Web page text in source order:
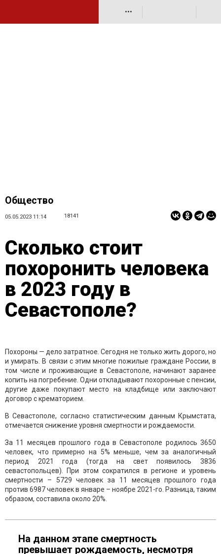
•••
Общество
05.05.2023 11:14 18141
Сколько стоит
похоронить человека
в 2023 году в
Севастополе?
Похороны — дело затратное. Сегодня не только жить дорого, но
и умирать. В связи с этим многие пожилые граждане России, в
том числе и проживающие в Севастополе, начинают заранее
копить на погребение. Одни откладывают похоронные с пенсии,
другие даже покупают место на кладбище или заключают
договор с крематорием.
В Севастополе, согласно статистическим данным Крымстата,
отмечается снижение уровня смертности и рождаемости.
За 11 месяцев прошлого года в Севастополе родилось 3650
человек, что примерно на 5% меньше, чем за аналогичный
период 2021 года (тогда на свет появилось 3836
севастопольцев). При этом сократился в регионе и уровень
смертности – 5729 человек за 11 месяцев прошлого года
против 6987 человек в январе – ноябре 2021-го. Разница, таким
образом, составила около 20%.
На данном этапе смертность
превышает рождаемость, несмотря